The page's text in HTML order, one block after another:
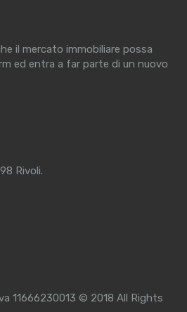
il mercato immobiliare possa
ed entra a far parte di un nuovo
Rivoli.
11666230013 © 2018 All Rights